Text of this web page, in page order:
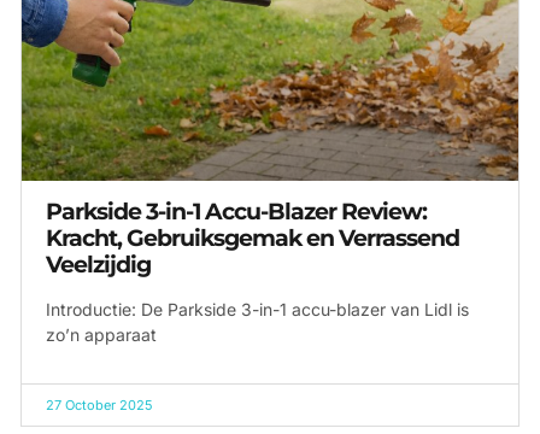
Parkside 3-in-1 Accu-Blazer Review:
Kracht, Gebruiksgemak en Verrassend
Veelzijdig
Introductie: De Parkside 3-in-1 accu-blazer van Lidl is
zo’n apparaat
27 October 2025